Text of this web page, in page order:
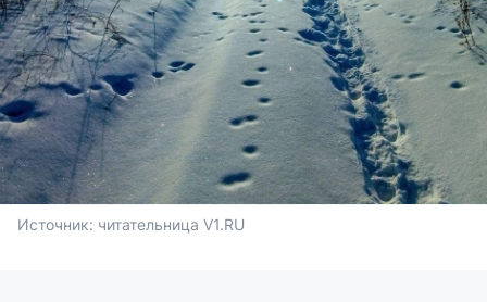
Источник: читательница V1.RU